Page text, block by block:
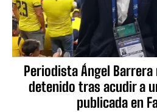
Periodista Ángel
detenido tras acudir a
publicada en